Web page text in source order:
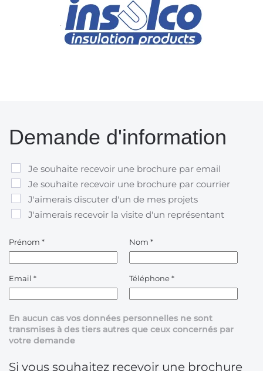
Demande d'information
Je souhaite recevoir une brochure par email
Je souhaite recevoir une brochure par courrier
J'aimerais discuter d'un de mes projets
J'aimerais recevoir la visite d'un représentant
Prénom * Nom *
Email * Téléphone*
En aucun cas vos données personnelles ne sont
transmises à des tiers autres que ceux concernés par
votre demande
Si vous souhaitez recevoir une brochure